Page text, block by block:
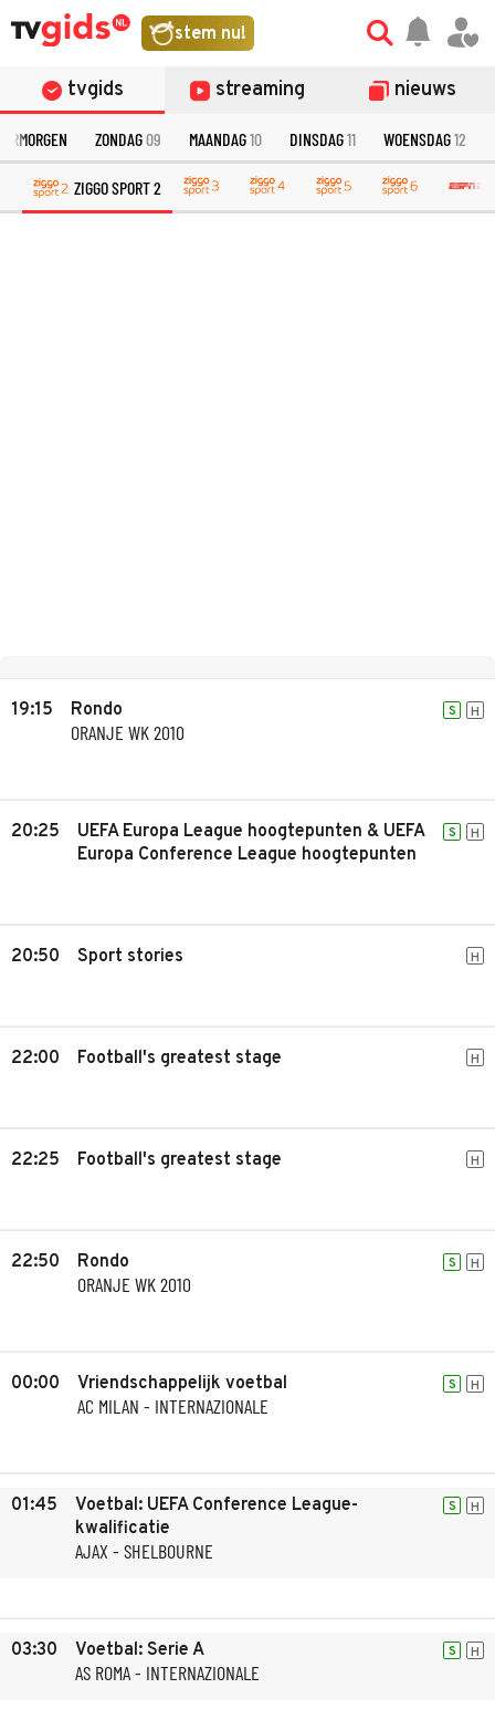
stem nu!
tvgids streaming nieuws
ZONDAG09 MAANDAG10 DINSDAG11 WOENSDAG12
ZIGGO SPORT 2
19:15 Rondo
ORANJE WK 2010
S H
20:25
UEFA Europa League hoogtepunten & UEFA
Europa Conference League hoogtepunten
S H
20:50 Sport stories H
22:00 Football's greatest stage H
22:25 Football's greatest stage H
22:50 Rondo
ORANJE WK 2010
S H
00:00 Vriendschappelijk voetbal
AC MILAN - INTERNAZIONALE
S H
01:45
Voetbal: UEFA Conference League-
kwalificatie
AJAX - SHELBOURNE
S H
03:30 Voetbal: Serie A
AS ROMA - INTERNAZIONALE
S H